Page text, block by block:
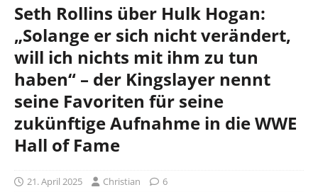
Seth Rollins über Hulk Hogan:
„Solange er sich nicht verändert,
will ich nichts mit ihm zu tun
haben“ – der Kingslayer nennt
seine Favoriten für seine
zukünftige Aufnahme in die WWE
Hall of Fame
21. April 2025 Christian 6